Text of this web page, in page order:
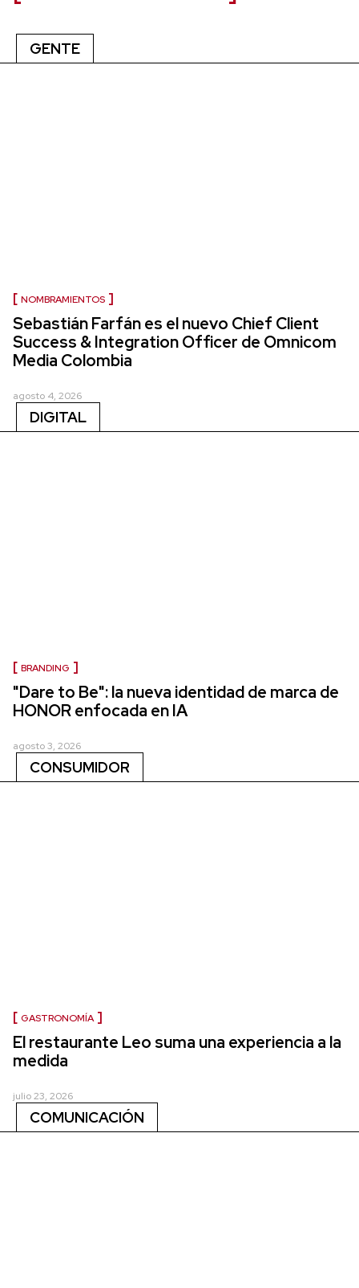
GENTE
NOMBRAMIENTOS
Sebastián Farfán es el nuevo Chief Client
Success & Integration Officer de Omnicom
Media Colombia
agosto 4, 2026
DIGITAL
BRANDING
"Dare to Be": la nueva identidad de marca de
HONOR enfocada en IA
agosto 3, 2026
CONSUMIDOR
GASTRONOMÍA
El restaurante Leo suma una experiencia a la
medida
julio 23, 2026
COMUNICACIÓN